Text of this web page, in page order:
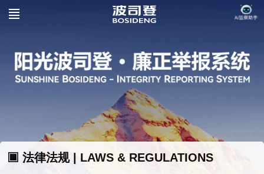
▣ 法律法规 | LAWS & REGULATIONS